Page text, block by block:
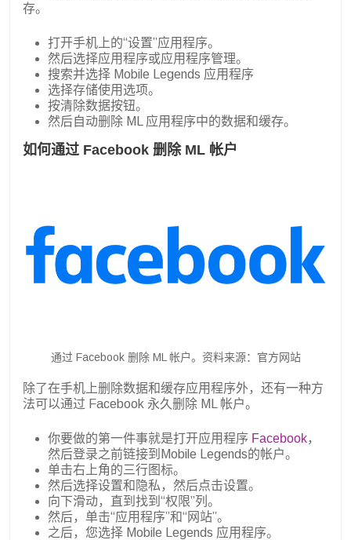
存。
打开手机上的“设置”应用程序。
然后选择应用程序或应用程序管理。
搜索并选择 Mobile Legends 应用程序
选择存储使用选项。
按清除数据按钮。
然后自动删除 ML 应用程序中的数据和缓存。
如何通过 Facebook 删除 ML 帐户
通过 Facebook 删除 ML 帐户。资料来源：官方网站
除了在手机上删除数据和缓存应用程序外，还有一种方
法可以通过 Facebook 永久删除 ML 帐户。
你要做的第一件事就是打开应用程序 Facebook，
然后登录之前链接到Mobile Legends的帐户。
单击右上角的三行图标。
然后选择设置和隐私，然后点击设置。
向下滑动，直到找到“权限”列。
然后，单击“应用程序”和“网站”。
之后，您选择 Mobile Legends 应用程序。